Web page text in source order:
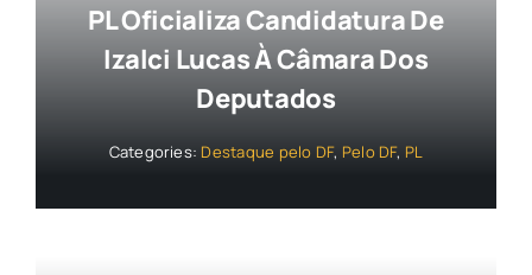
PL Oficializa Candidatura De
Izalci Lucas À Câmara Dos
Deputados
Categories: Destaque pelo DF, Pelo DF, PL